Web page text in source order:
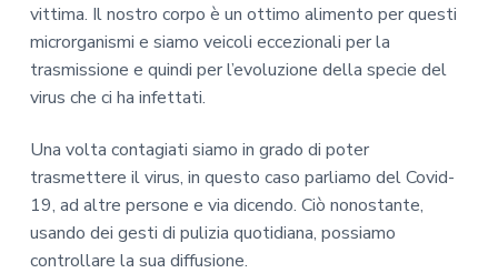
vittima. Il nostro corpo è un ottimo alimento per questi
microrganismi e siamo veicoli eccezionali per la
trasmissione e quindi per l’evoluzione della specie del
virus che ci ha infettati.
Una volta contagiati siamo in grado di poter
trasmettere il virus, in questo caso parliamo del Covid-
19, ad altre persone e via dicendo. Ciò nonostante,
usando dei gesti di pulizia quotidiana, possiamo
controllare la sua diffusione.